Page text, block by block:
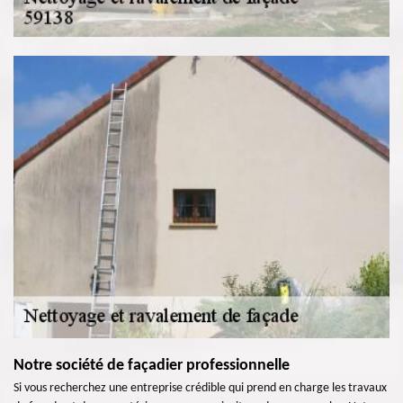
Notre société de façadier professionnelle
Si vous recherchez une entreprise crédible qui prend en charge les travaux